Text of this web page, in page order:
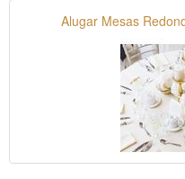
Alugar Mesas